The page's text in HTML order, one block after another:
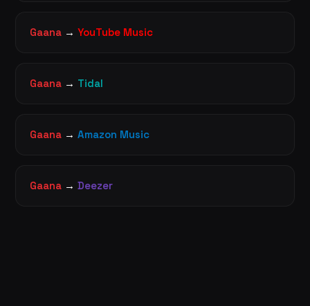
Gaana → YouTube Music
Gaana → Tidal
Gaana → Amazon Music
Gaana → Deezer